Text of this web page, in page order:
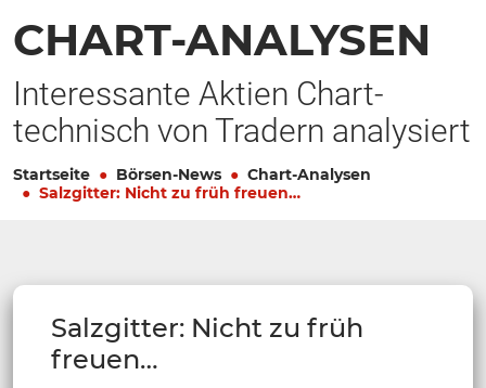
CHART-ANALYSEN
Interessante Aktien Chart-
technisch von Tradern analysiert
Startseite Börsen-News
Chart-Analysen
Salzgitter: Nicht zu früh freuen…
Salzgitter: Nicht zu früh
freuen…